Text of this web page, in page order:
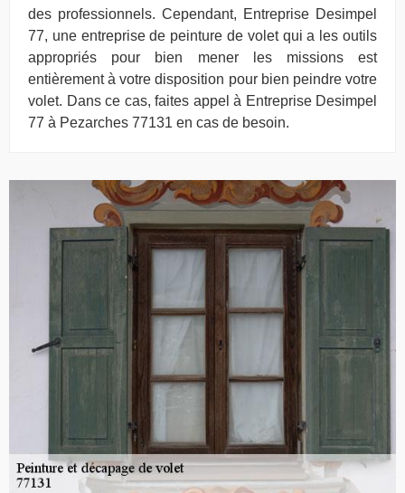
des professionnels. Cependant, Entreprise Desimpel
77, une entreprise de peinture de volet qui a les outils
appropriés pour bien mener les missions est
entièrement à votre disposition pour bien peindre votre
volet. Dans ce cas, faites appel à Entreprise Desimpel
77 à Pezarches 77131 en cas de besoin.